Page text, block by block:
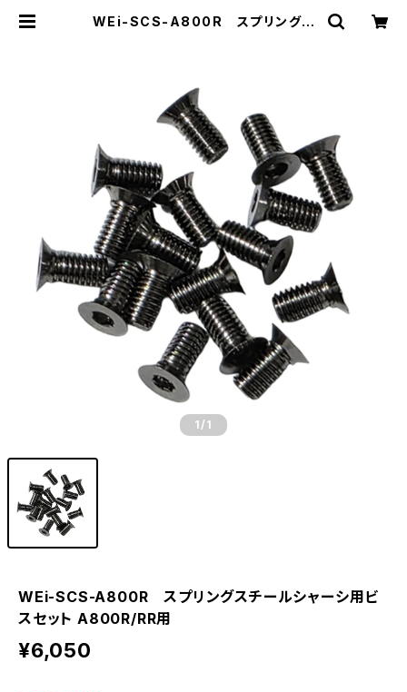
WEi-SCS-A800R スプリングス
1 /1
WEi-SCS-A800R スプリングスチールシャーシ用ビ
スセット A800R/RR用
¥6,050